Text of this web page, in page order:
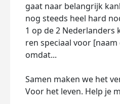
gaat naar belangrijk
nog steeds heel hard
1 op de 2 Nederlanders
ren speciaal voor
omdat...
Samen maken we het
Voor het leven. Help je